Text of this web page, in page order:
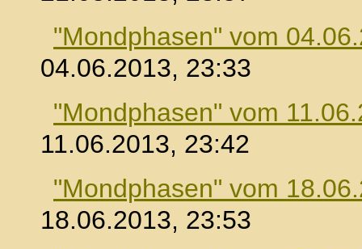
"Mondphasen" vom
04.06.2013, 23:33
"Mondphasen" vom
11.06.2013, 23:42
"Mondphasen" vom
18.06.2013, 23:53